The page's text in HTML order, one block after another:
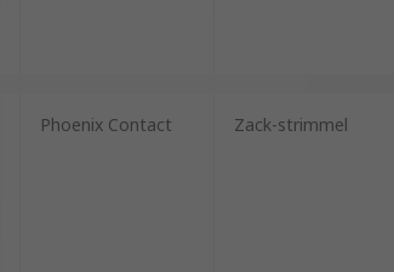
Phoenix Contact Zack-strimmel